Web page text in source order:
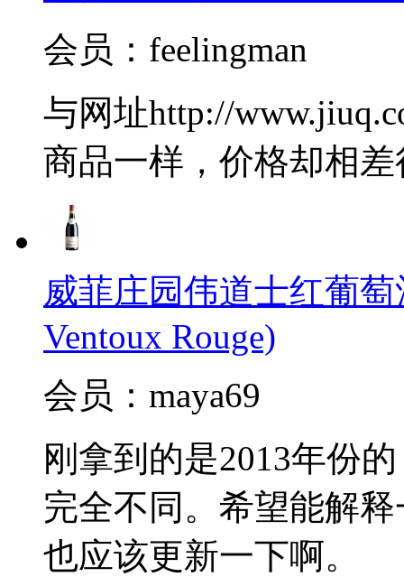
会员：feelingman
与网址http://
商品一样，价格却相
威菲庄园伟道士红葡萄
Ventoux Rouge)
会员：maya69
刚拿到的是2013年份
完全不同。希望能解
也应该更新一下啊。